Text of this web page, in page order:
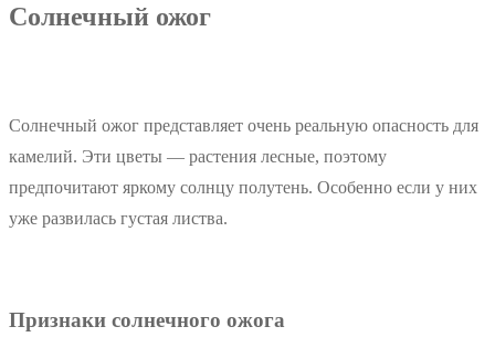
Солнечный ожог
Солнечный ожог представляет очень реальную опасность для
камелий. Эти цветы — растения лесные, поэтому
предпочитают яркому солнцу полутень. Особенно если у них
уже развилась густая листва.
Признаки солнечного ожога